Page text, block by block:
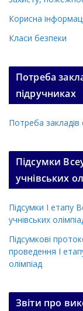
Корисна
Класи безпеки
Потреба
підручниках
Потреба закладів
Підсумки
учнівських
Підсумки І етапу
учнівських
Підсумкові
проведення І
олімпіад
Звіти про